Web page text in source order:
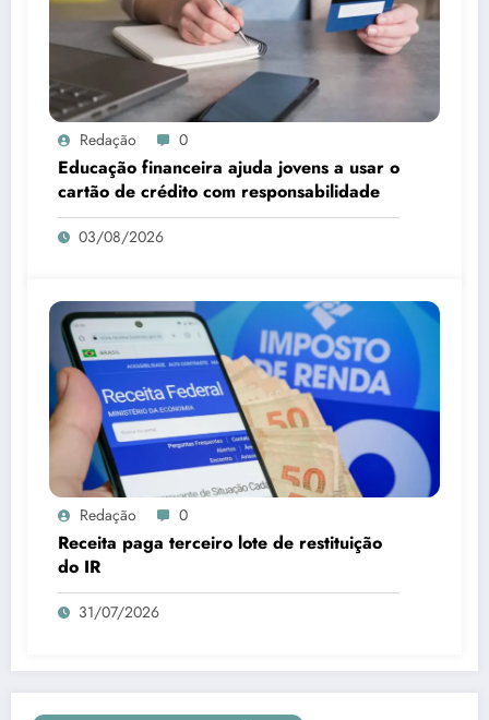
Redação 0
Educação financeira ajuda jovens a usar o
cartão de crédito com responsabilidade
03/08/2026
Redação 0
Receita paga terceiro lote de restituição
do IR
31/07/2026